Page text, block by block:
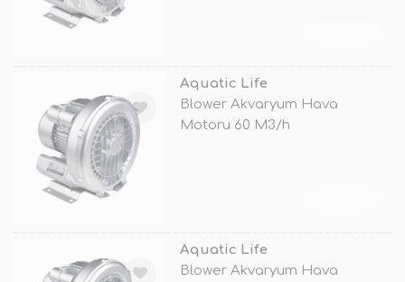
Aquatic Life
Blower Akvaryum Hava
Motoru 60 M3/h
Aquatic Life
Blower Akvaryum Hava